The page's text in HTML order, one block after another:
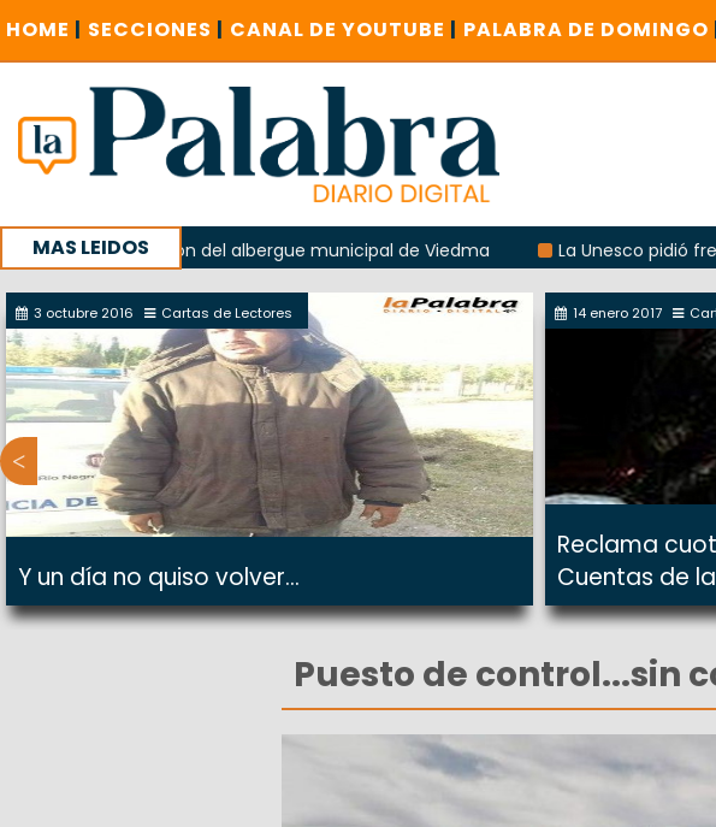
HOME | SECCIONES | CANAL DE YOUTUBE | PALABRA DE DOMINGO
MAS LEIDOS
la explosión del albergue municipal de Viedma La Unesco pidió frenar
con un encuentro provincial en Roca
3 octubre 2016 Cartas de Lectores
Y un día no quiso volver...
14 enero 2017
Reclama
Cuentas de
Puesto de control...sin